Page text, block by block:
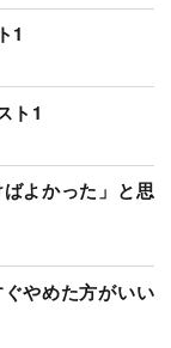
1
ト1
よかった」と思
やめた方がいい